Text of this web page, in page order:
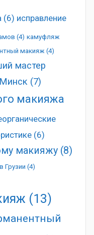
(6) исправление
(4) камуфляж
макияж (4)
мастер
(7)
макияжа
(6)
макияжу (8)
Грузии (4)
(13)